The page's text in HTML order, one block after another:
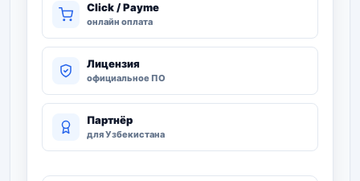
Click / Payme
онлайн оплата
Лицензия
официальное ПО
Партнёр
для Узбекистана